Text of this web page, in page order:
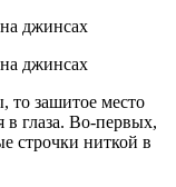
то зашитое место
в глаза. Во-первых,
строчки ниткой в